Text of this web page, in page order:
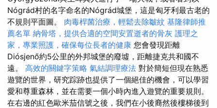
Nógrád村的名字命名的Nógrád城堡，這是匈牙利最古老的
不規則平面圖。 肉毒桿菌治療，輕鬆去除皺紋 基隆律師推
薦名單 納骨塔，提供合適的空間安置逝者的骨灰 護理之
家，專業照護，確保每位長者的健康 您會發現距離
Diósjenő約5公里的外邦城堡的廢墟，距離捷克共和國不
遠。 高效的關鍵字策略 氣結調理療法 對於簡短但現在熟悉
遊覽的世界，研究踪跡也提供了一個絕佳的機會，可以學習
愛和尊重森林，並在需要一個小時內進入遊覽的重要規則。
在右邊的紅色歐米茄信號之後，我們在小後裔然後樓梯後到